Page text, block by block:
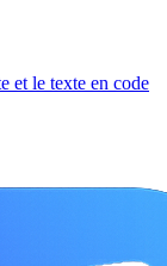
et le texte en code